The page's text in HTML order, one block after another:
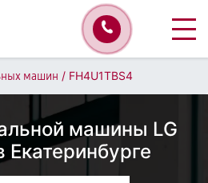
машин / FH4U1TBS4
машины LG
Екатеринбурге